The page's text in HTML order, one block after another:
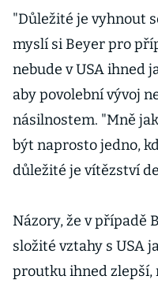
"Důležité je vyhnout
myslí si Beyer pro
nebude v USA ihned
aby povolební vývoj
násilnostem. "Mně
být naprosto jedno,
důležité je vítězství
Názory, že v případě
složité vztahy s USA
proutku ihned zlepší,